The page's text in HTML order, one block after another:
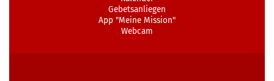
Gebetsanliegen
App "Meine Mission"
Webcam